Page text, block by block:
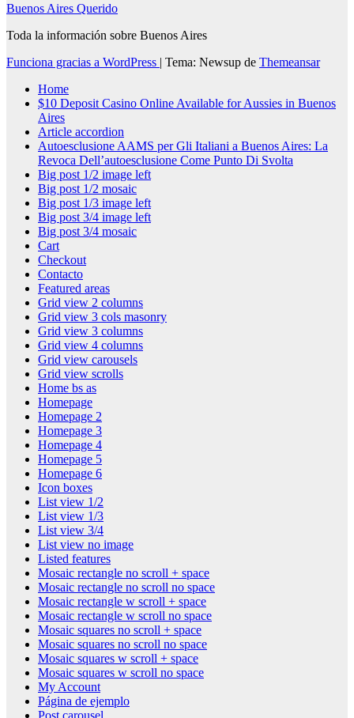
Buenos Aires Querido
Toda la información sobre Buenos Aires
Funciona gracias a WordPress | Tema: Newsup de Themeansar
Home
$10 Deposit Casino Online Available for Aussies in Buenos
Aires
Article accordion
Autoesclusione AAMS per Gli Italiani a Buenos Aires: La
Revoca Dell’autoesclusione Come Punto Di Svolta
Big post 1/2 image left
Big post 1/2 mosaic
Big post 1/3 image left
Big post 3/4 image left
Big post 3/4 mosaic
Cart
Checkout
Contacto
Featured areas
Grid view 2 columns
Grid view 3 cols masonry
Grid view 3 columns
Grid view 4 columns
Grid view carousels
Grid view scrolls
Home bs as
Homepage
Homepage 2
Homepage 3
Homepage 4
Homepage 5
Homepage 6
Icon boxes
List view 1/2
List view 1/3
List view 3/4
List view no image
Listed features
Mosaic rectangle no scroll + space
Mosaic rectangle no scroll no space
Mosaic rectangle w scroll + space
Mosaic rectangle w scroll no space
Mosaic squares no scroll + space
Mosaic squares no scroll no space
Mosaic squares w scroll + space
Mosaic squares w scroll no space
My Account
Página de ejemplo
Post carousel